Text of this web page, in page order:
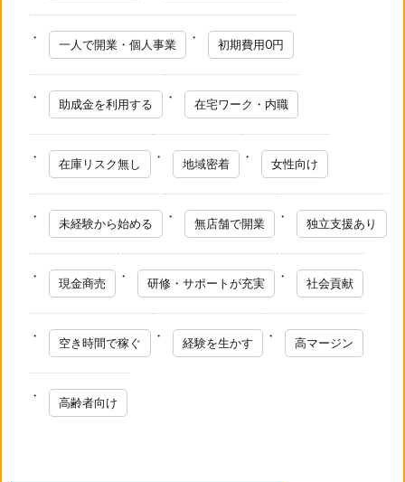
一人で開業・個人事業 初期費用0円
助成金を利用する 在宅ワーク・内職
在庫リスク無し 地域密着 女性向け
未経験から始める 無店舗で開業 独立支援あり
現金商売 研修・サポートが充実 社会貢献
空き時間で稼ぐ 経験を生かす 高マージン
高齢者向け